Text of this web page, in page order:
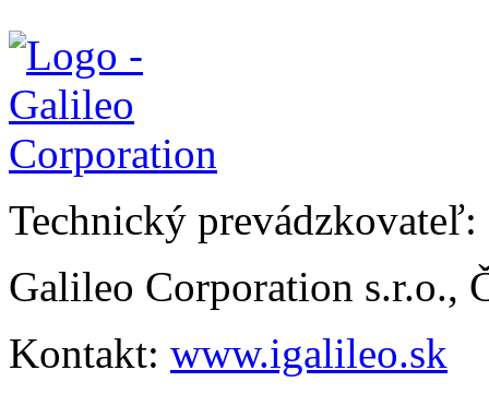
Technický prevádzkovateľ:
Galileo Corporation s.r.o.,
Kontakt: www.igalileo.sk